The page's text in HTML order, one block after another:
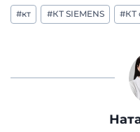
Позначки
запису:
#кт #КТ SIEMENS #КТ